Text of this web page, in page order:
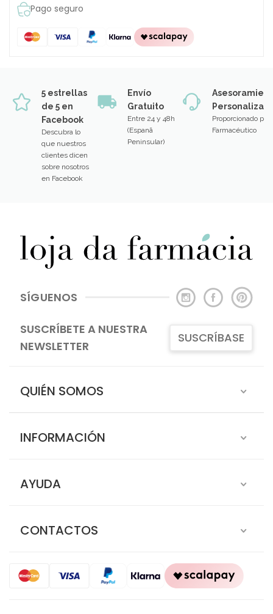
Pago seguro
5 estrellas
de 5 en
Facebook
Descubra lo
que nuestros
clientes dicen
sobre nosotros
en Facebook
Envío
Gratuito
Entre 24 y 48h
(Espanã
Peninsular)
Proporcionado por
Farmacéutico
SÍGUENOS
SUSCRÍBETE A NUESTRA
NEWSLETTER
SUSCRÍBASE
QUIÉN SOMOS
INFORMACIÓN
AYUDA
CONTACTOS